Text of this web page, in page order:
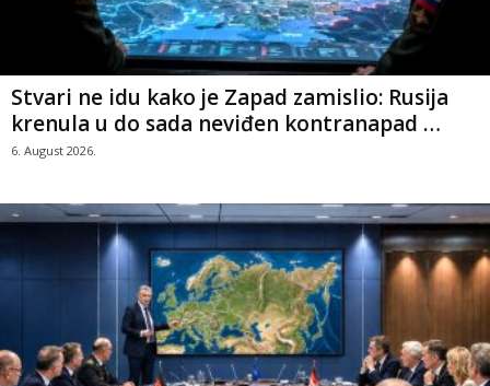
Stvari ne idu kako je Zapad zamislio: Rusija
krenula u do sada neviđen kontranapad …
6. August 2026.